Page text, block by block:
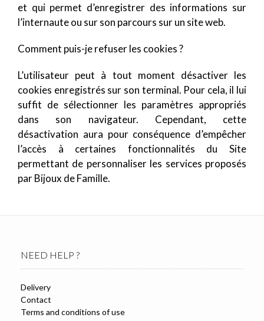
et qui permet d’enregistrer des informations sur
l’internaute ou sur son parcours sur un site web.
Comment puis-je refuser les cookies ?
L’utilisateur peut à tout moment désactiver les
cookies enregistrés sur son terminal. Pour cela, il lui
suffit de sélectionner les paramètres appropriés
dans son navigateur. Cependant, cette
désactivation aura pour conséquence d’empêcher
l’accès à certaines fonctionnalités du Site
permettant de personnaliser les services proposés
par Bijoux de Famille.
NEED HELP ?
Delivery
Contact
Terms and conditions of use